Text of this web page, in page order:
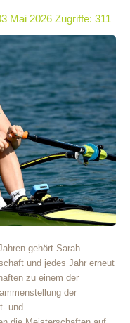
Mai 2026 Zugriffe: 311
gehört Sarah
und jedes Jahr erneut
zu einem der
der
und